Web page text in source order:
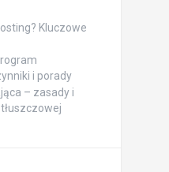
Kluczowe
i porady
– zasady i